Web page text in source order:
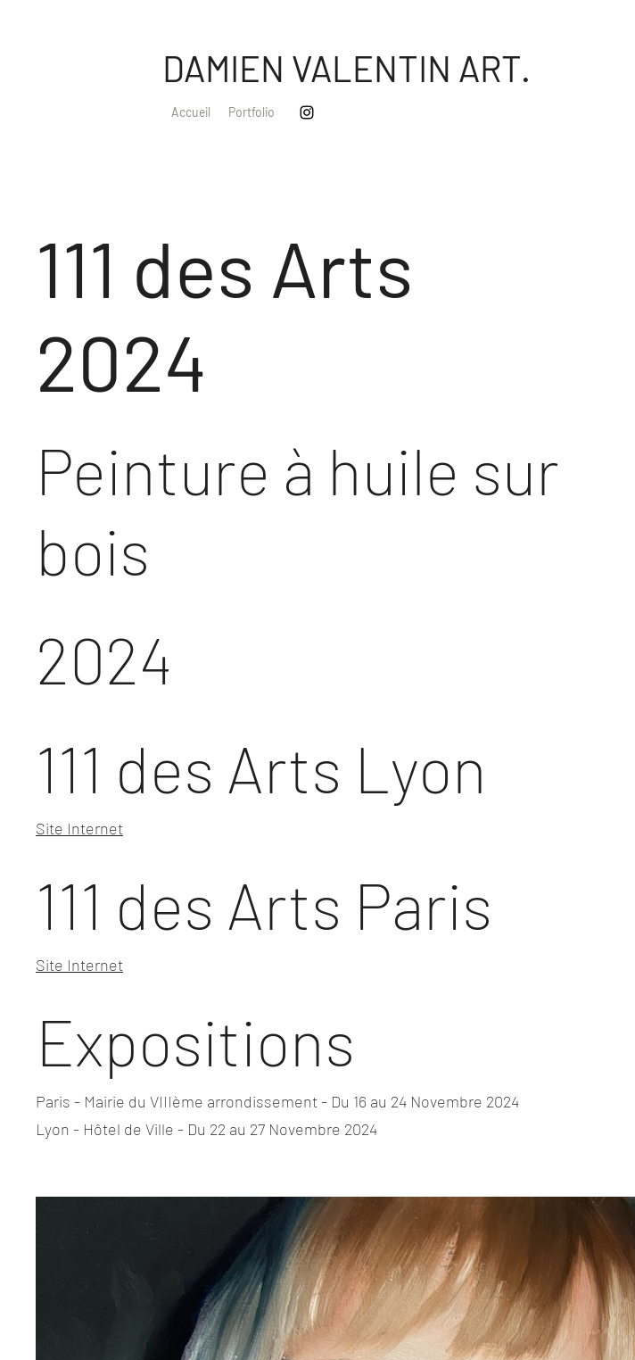
DAMIEN VALENTIN ART.
Accueil Portfolio
111 des Arts
2024
Peinture à huile sur
bois
2024
111 des Arts Lyon
Site Internet
111 des Arts Paris
Site Internet
Expositions
Paris - Mairie du VIIIème arrondissement - Du 16 au 24 Novembre 2024
Lyon - Hôtel de Ville - Du 22 au 27 Novembre 2024